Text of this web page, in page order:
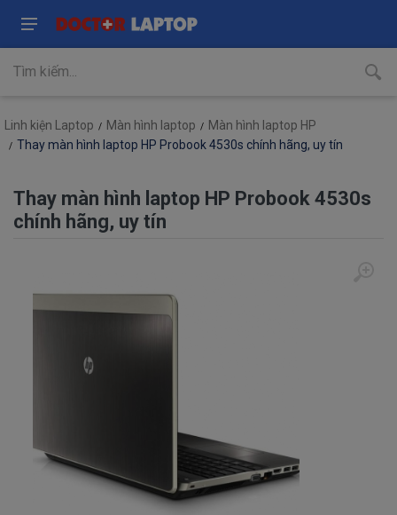
Linh kiện Laptop Màn hình laptop
Màn hình laptop HP
Thay màn hình laptop HP Probook 4530s chính hãng, uy tín
Thay màn hình laptop HP Probook 4530s
chính hãng, uy tín